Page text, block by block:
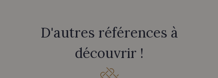
D'autres références à
découvrir !